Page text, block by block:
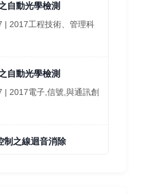
自動光學檢測
| 2017工程技術、管理科
自動光學檢測
| 2017電子,信號,與通訊創
制之線迴音消除